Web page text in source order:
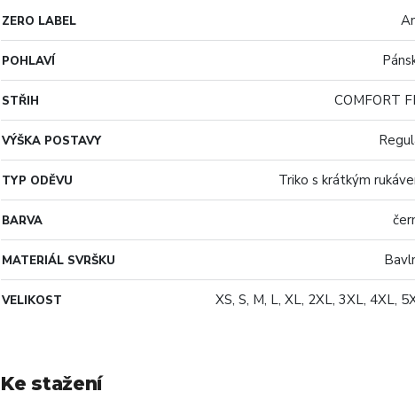
ZERO LABEL
POHLAVÍ
STŘIH COMFORT
VÝŠKA POSTAVY
TYP ODĚVU Triko s krátkým
BARVA
MATERIÁL SVRŠKU
VELIKOST XS, S, M, L, XL, 2XL, 3XL, 4XL,
Ke stažení